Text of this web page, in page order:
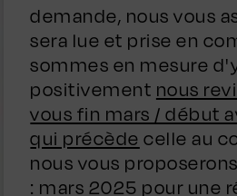
demande, nous vous
sera lue et prise en
sommes en mesure
positivement nous
vous fin mars / début
qui précède celle au
nous vous
: mars 2025 pour une